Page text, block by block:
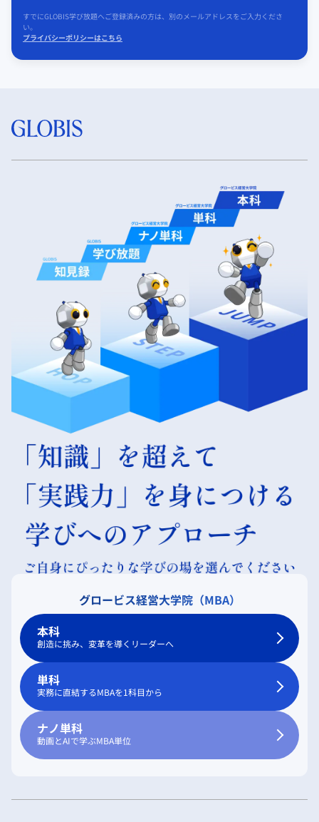
すでにGLOBIS学び放題へご登録済みの方は、別のメールアドレスをご入力くださ
い。
プライバシーポリシーはこちら
グロービス経営大学院（MBA）
本科
創造に挑み、変革を導くリーダーへ
単科
実務に直結するMBAを1科目から
ナノ単科
動画とAIで学ぶMBA単位